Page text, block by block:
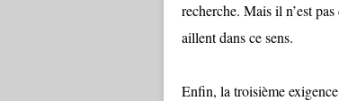
recherche. Mais il n’est
aillent dans ce sens.
Enfin, la troisième